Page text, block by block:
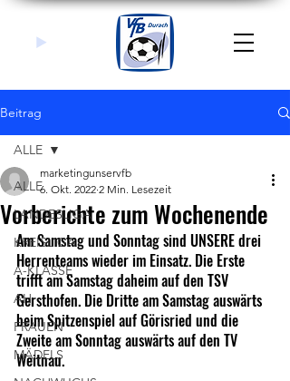
Beitrag
ALLE
LANDESLIGA
KREISLIGA
A-KLASSE
AH
FRAUEN
MÄDELS
ALLE
Vorberichte zum Wochenende
marketingunservfb
6. Okt. 2022 2 Min. Lesezeit
Am Samstag und Sonntag sind UNSERE drei
Herrenteams wieder im Einsatz. Die Erste
trifft am Samstag daheim auf den TSV
Gersthofen. Die Dritte am Samstag auswärts
beim Spitzenspiel auf Görisried und die
Zweite am Sonntag auswärts auf den TV
Weitnau.